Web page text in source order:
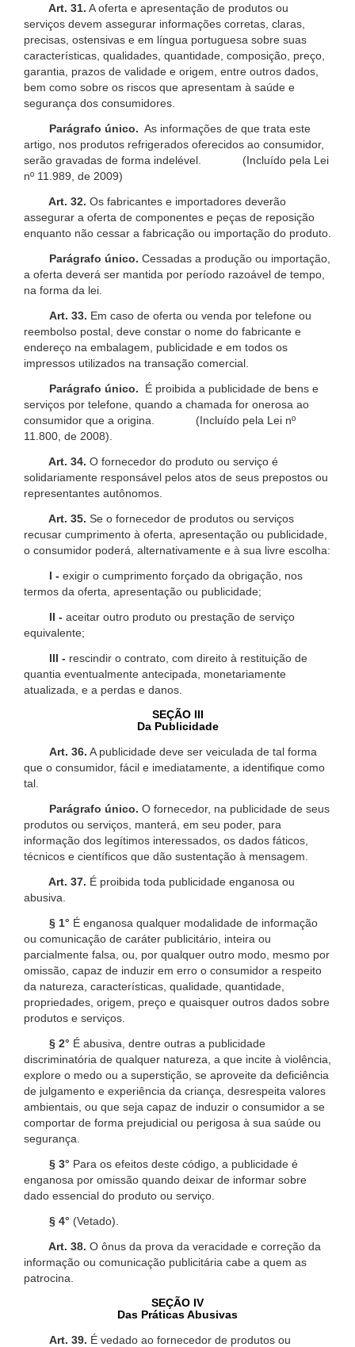
Art. 31. A oferta e apresentação de produtos ou
serviços devem assegurar informações corretas, claras,
precisas, ostensivas e em língua portuguesa sobre suas
características, qualidades, quantidade, composição, preço,
garantia, prazos de validade e origem, entre outros dados,
bem como sobre os riscos que apresentam à saúde e
segurança dos consumidores.
Parágrafo único. As informações de que trata este
artigo, nos produtos refrigerados oferecidos ao consumidor,
serão gravadas de forma indelével. (Incluído pela Lei
nº 11.989, de 2009)
Art. 32. Os fabricantes e importadores deverão
assegurar a oferta de componentes e peças de reposição
enquanto não cessar a fabricação ou importação do produto.
Parágrafo único. Cessadas a produção ou importação,
a oferta deverá ser mantida por período razoável de tempo,
na forma da lei.
Art. 33. Em caso de oferta ou venda por telefone ou
reembolso postal, deve constar o nome do fabricante e
endereço na embalagem, publicidade e em todos os
impressos utilizados na transação comercial.
Parágrafo único.
É proibida a publicidade de bens e
serviços por telefone, quando a chamada for onerosa ao
consumidor que a origina. (Incluído pela Lei nº
11.800, de 2008).
Art. 34. O fornecedor do produto ou serviço é
solidariamente responsável pelos atos de seus prepostos ou
representantes autônomos.
Art. 35. Se o fornecedor de produtos ou serviços
recusar cumprimento à oferta, apresentação ou publicidade,
o consumidor poderá, alternativamente e à sua livre escolha:
I - exigir o cumprimento forçado da obrigação, nos
termos da oferta, apresentação ou publicidade;
II - aceitar outro produto ou prestação de serviço
equivalente;
III - rescindir o contrato, com direito à restituição de
quantia eventualmente antecipada, monetariamente
atualizada, e a perdas e danos.
SEÇÃO III
Da Publicidade
Art. 36. A publicidade deve ser veiculada de tal forma
que o consumidor, fácil e imediatamente, a identifique como
tal.
Parágrafo único. O fornecedor, na publicidade de seus
produtos ou serviços, manterá, em seu poder, para
informação dos legítimos interessados, os dados fáticos,
técnicos e científicos que dão sustentação à mensagem.
Art. 37. É proibida toda publicidade enganosa ou
abusiva.
§ 1° É enganosa qualquer modalidade de informação
ou comunicação de caráter publicitário, inteira ou
parcialmente falsa, ou, por qualquer outro modo, mesmo por
omissão, capaz de induzir em erro o consumidor a respeito
da natureza, características, qualidade, quantidade,
propriedades, origem, preço e quaisquer outros dados sobre
produtos e serviços.
§ 2° É abusiva, dentre outras a publicidade
discriminatória de qualquer natureza, a que incite à violência,
explore o medo ou a superstição, se aproveite da deficiência
de julgamento e experiência da criança, desrespeita valores
ambientais, ou que seja capaz de induzir o consumidor a se
comportar de forma prejudicial ou perigosa à sua saúde ou
segurança.
§ 3° Para os efeitos deste código, a publicidade é
enganosa por omissão quando deixar de informar sobre
dado essencial do produto ou serviço.
§ 4° (Vetado).
Art. 38. O ônus da prova da veracidade e correção da
informação ou comunicação publicitária cabe a quem as
patrocina.
SEÇÃO IV
Das Práticas Abusivas
Art. 39. É vedado ao fornecedor de produtos ou